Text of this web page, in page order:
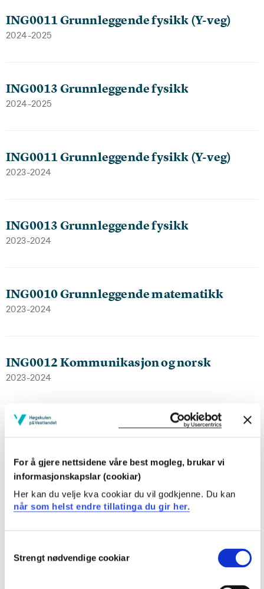
For å gjere nettsidene våre best mogleg, brukar vi
informasjonskapslar (cookiar)
Her kan du velje kva cookiar du vil godkjenne. Du kan
når som helst endre tillatinga du gir her.
Selection
Strengt nødvendige cookiar
ING0011 Grunnleggende fysikk (Y-veg)
2024-2025
ING0013 Grunnleggende fysikk
2024-2025
ING0011 Grunnleggende fysikk (Y-veg)
2023-2024
ING0013 Grunnleggende fysikk
2023-2024
ING0010 Grunnleggende matematikk
2023-2024
ING0012 Kommunikasjon og norsk
2023-2024
ING0010 Grunnleggende matematikk
ING0012 Kommunikasjon og norsk
2022-2023
ING0011 Grunnleggende fysikk (Y-veg)